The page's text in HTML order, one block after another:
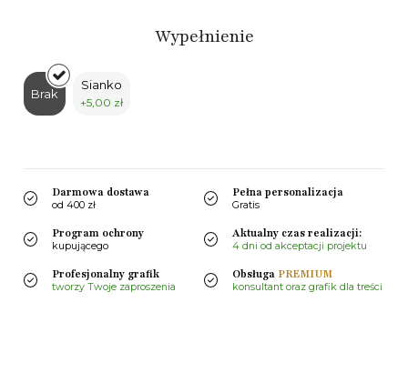
Wypełnienie
Brak
Sianko
+5,00 zł
Darmowa dostawa
od 400 zł
Pełna personalizacja
Gratis
Program ochrony
kupującego
Aktualny czas realizacji:
4 dni od akceptacji projektu
Profesjonalny grafik
tworzy Twoje zaproszenia
Obsługa PREMIUM
konsultant oraz grafik dla treści